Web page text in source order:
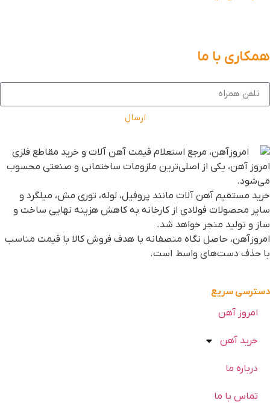
با ما
ارسال
آهن، یکی از اصلی‌ترین ملزومات ساختمانی و صنعتی محسوب
مستقیم آهن آلات مانند پروفیل، لوله، توری مش، میلگرد و
محصولات فولادی از کارخانه به کاهش هزینه نهایی ساخت و
و تولید منجر خواهد شد.
حاصل نگاه منصفانه با هدف فروش کالا با قیمت مناسب
حذف دست‌های واسط است.
سریع
امروز آهن
خرید آهن
درباره ما
تماس با ما